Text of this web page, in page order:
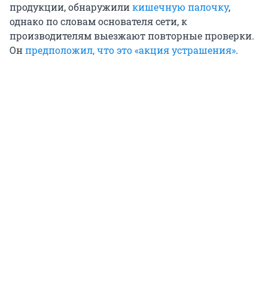
продукции, обнаружиликишечную палочку,
однако по словам основателя сети, к
производителям выезжают повторные проверки.
Онпредположил, что это «акция устрашения».